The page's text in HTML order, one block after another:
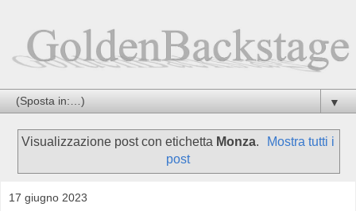
▼
Visualizzazione post con etichetta Monza.
Mostra tutti i
post
17 giugno 2023